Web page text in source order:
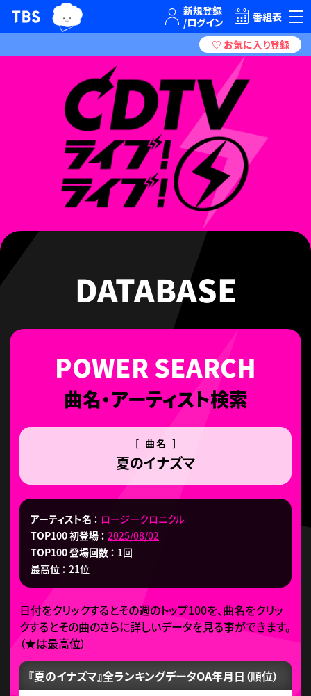
TBSテレビ｜ときめくときを。
TBSグループキャラクター『ワクティ』
番組表
DATABASE
曲名・アーティスト検索
[ 曲名 ]
夏のイナズマ
アーティスト名
ロージークロニクル
TOP100 初登場
2025/08/02
TOP100 登場回数
1回
最高位
21位
日付をクリックするとその週のトップ100を、曲名をクリッ
クするとその曲のさらに詳しいデータを見る事ができます。
（★は最高位）
『夏のイナズマ』全ランキングデータOA年月日（順位）